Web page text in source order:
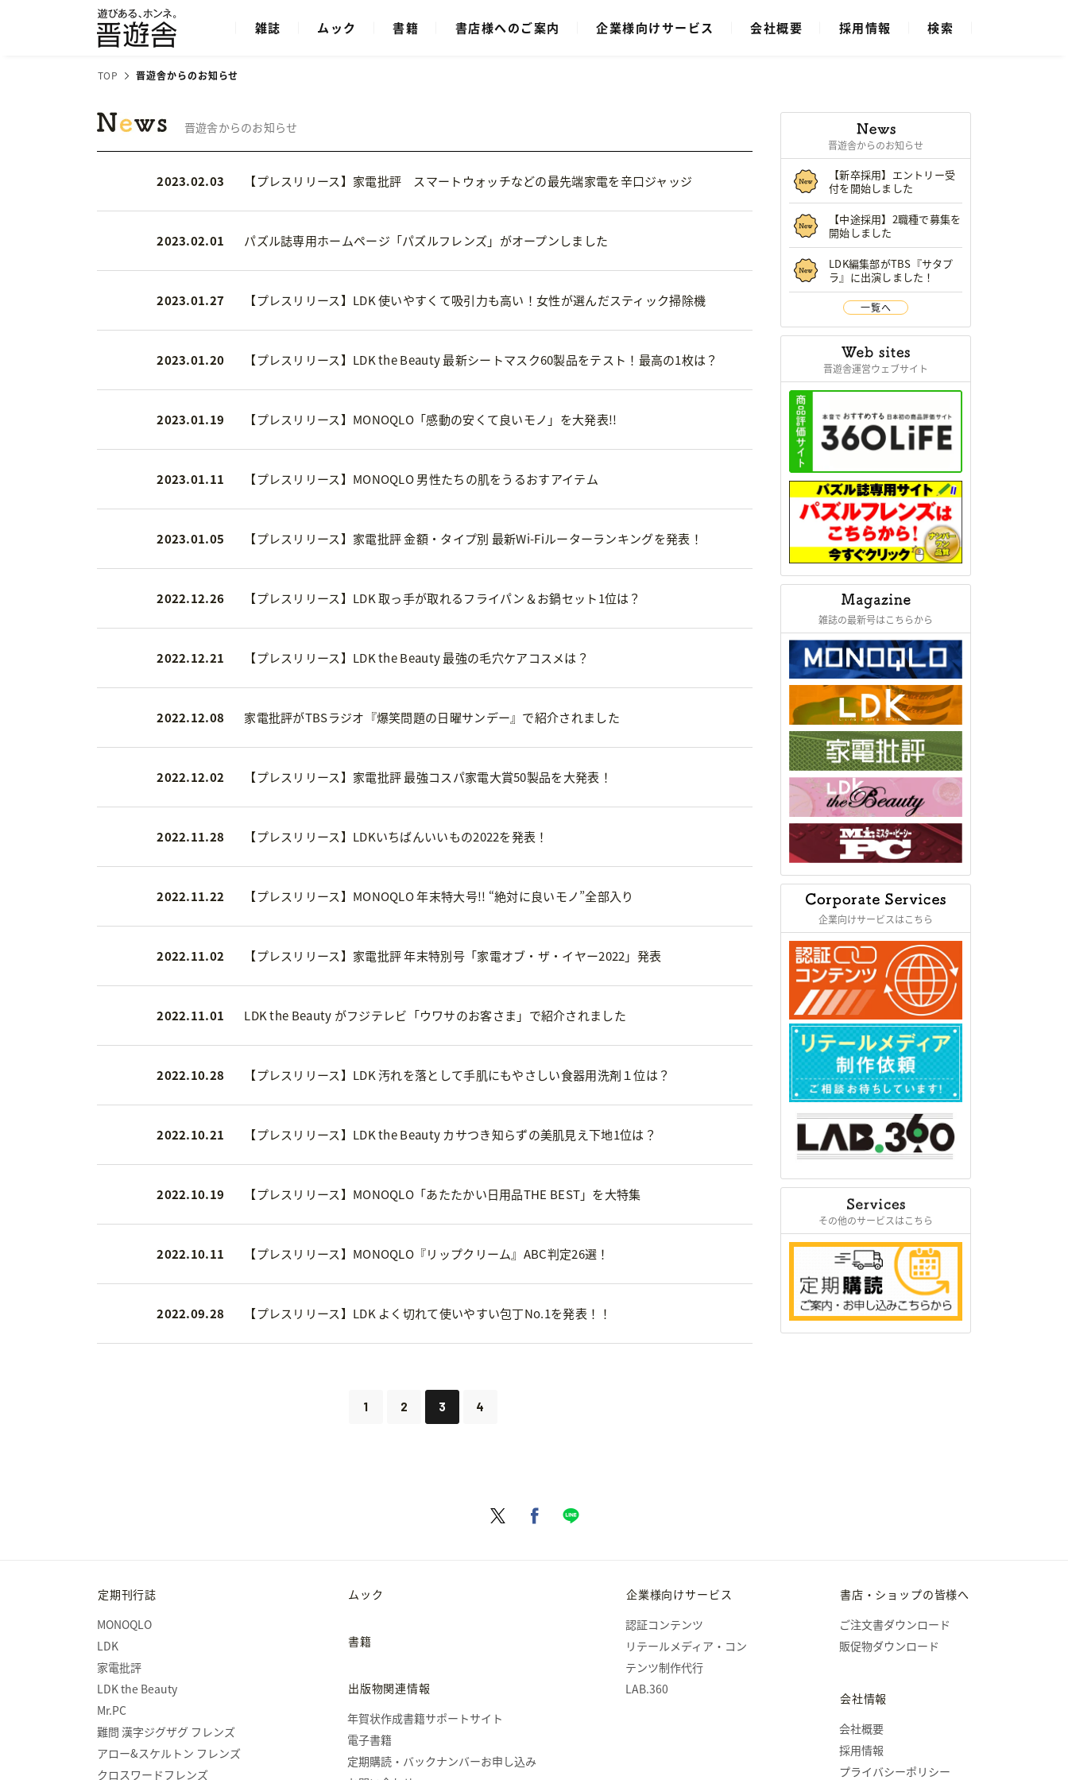
雑誌 ムック 書籍 書店様へのご案内 企業様向けサービス 会社概要 採用情報 検索
TOP 晋遊舎からのお知らせ
晋遊舎からのお知らせ
2023.02.03 【プレスリリース】家電批評 スマートウォッチなどの最先端家電を辛口ジャッジ
2023.02.01 パズル誌専用ホームページ「パズルフレンズ」がオープンしました
2023.01.27 【プレスリリース】LDK 使いやすくて吸引力も高い！女性が選んだスティック掃除機
2023.01.20 【プレスリリース】LDK the Beauty 最新シートマスク60製品をテスト！最高の1枚は？
2023.01.19 【プレスリリース】MONOQLO「感動の安くて良いモノ」を大発表!!
2023.01.11 【プレスリリース】MONOQLO 男性たちの肌をうるおすアイテム
2023.01.05 【プレスリリース】家電批評 金額・タイプ別 最新Wi-Fiルーターランキングを発表！
2022.12.26 【プレスリリース】LDK 取っ手が取れるフライパン＆お鍋セット1位は？
2022.12.21 【プレスリリース】LDK the Beauty 最強の毛穴ケアコスメは？
2022.12.08 家電批評がTBSラジオ『爆笑問題の日曜サンデー』で紹介されました
2022.12.02 【プレスリリース】家電批評 最強コスパ家電大賞50製品を大発表！
2022.11.28 【プレスリリース】LDKいちばんいいもの2022を発表！
2022.11.22 【プレスリリース】MONOQLO 年末特大号!! “絶対に良いモノ”全部入り
2022.11.02 【プレスリリース】家電批評 年末特別号「家電オブ・ザ・イヤー2022」発表
2022.11.01 LDK the Beauty がフジテレビ「ウワサのお客さま」で紹介されました
2022.10.28 【プレスリリース】LDK 汚れを落として手肌にもやさしい食器用洗剤１位は？
2022.10.21 【プレスリリース】LDK the Beauty カサつき知らずの美肌見え下地1位は？
2022.10.19 【プレスリリース】MONOQLO「あたたかい日用品THE BEST」を大特集
2022.10.11 【プレスリリース】MONOQLO『リップクリーム』ABC判定26選！
2022.09.28 【プレスリリース】LDK よく切れて使いやすい包丁No.1を発表！！
1 2 3 4
晋遊舎からのお知らせ
【新卒採用】エントリー受
付を開始しました
【中途採用】2職種で募集を
開始しました
LDK編集部がTBS『サタプ
ラ』に出演しました！
一覧へ
晋遊舎運営ウェブサイト
雑誌の最新号はこちらから
企業向けサービスはこちら
その他のサービスはこちら
定期刊行誌
MONOQLO
LDK
家電批評
LDK the Beauty
Mr.PC
難問 漢字ジグザグ フレンズ
アロー&スケルトン フレンズ
クロスワードフレンズ
ムック
書籍
出版物関連情報
年賀状作成書籍サポートサイト
電子書籍
定期購読・バックナンバーお申し込み
企業様向けサービス
認証コンテンツ
リテールメディア・コン
テンツ制作代行
LAB.360
書店・ショップの皆様へ
ご注文書ダウンロード
販促物ダウンロード
会社情報
会社概要
採用情報
プライバシーポリシー